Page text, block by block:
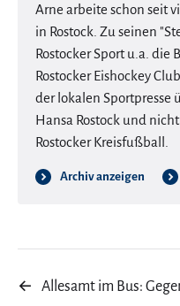
Arne arbeite schon seit
in Rostock. Zu seinen
Rostocker Sport u.a. die
Rostocker Eishockey
der lokalen Sportpresse
Hansa Rostock und
Rostocker Kreisfußball.
Archiv anzeigen
←
Allesamt im Bus: